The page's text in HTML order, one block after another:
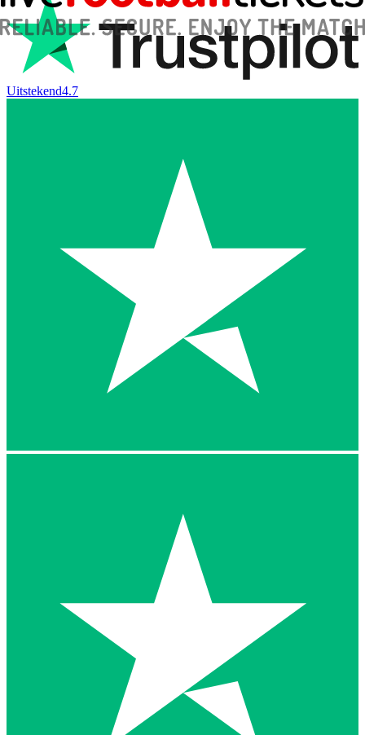
Uitstekend4.7